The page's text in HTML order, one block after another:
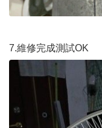
7.維修完成測試OK